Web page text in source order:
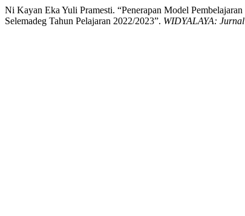
Ni Kayan Eka Yuli Pramesti. “Penerapan Model
Selemadeg Tahun Pelajaran 2022/2023”. WIDYALAYA: